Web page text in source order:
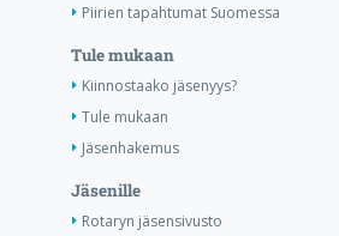
Piirien tapahtumat Suomessa
Tule mukaan
Kiinnostaako jäsenyys?
Tule mukaan
Jäsenhakemus
Jäsenille
Rotaryn jäsensivusto